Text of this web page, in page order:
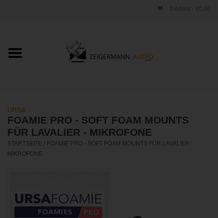
0 Artikel - €0,00
Startseite
VERTRIEB
WERKSTATT
KONTAKT
URSA
FOAMIE PRO - SOFT FOAM MOUNTS
FÜR LAVALIER - MIKROFONE
STARTSEITE / FOAMIE PRO - SOFT FOAM MOUNTS FÜR LAVALIER -
MIKROFONE